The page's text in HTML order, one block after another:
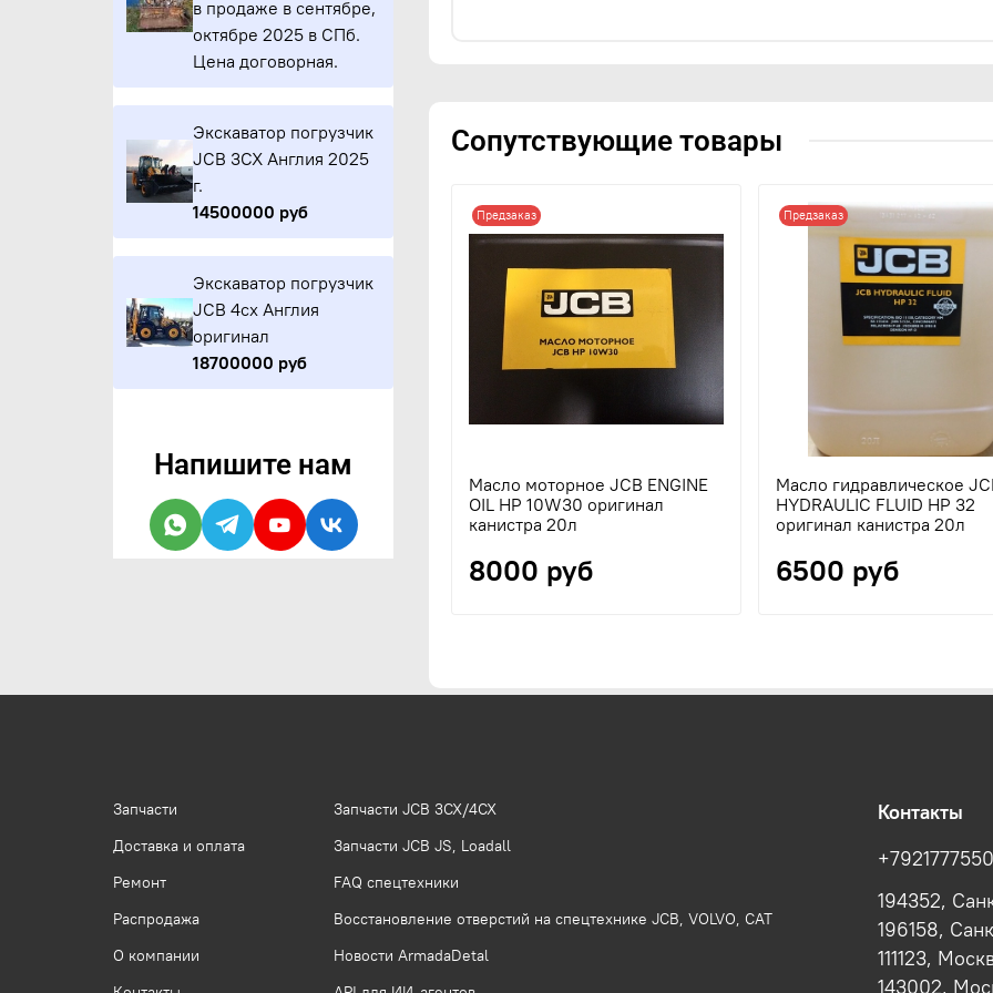
Сопутствующие товары
Предзаказ
Масло моторное JCB ENGINE
OIL HP 10W30 оригинал
канистра 20л
8000 руб
Предзаказ
Масло гидравлическое
HYDRAULIC FLUID HP 32
оригинал канистра 20л
6500 руб
в продаже в сентябре,
октябре 2025 в СПб.
Цена договорная.
Экскаватор погрузчик
JCB 3CX Англия 2025
г.
14500000 руб
Экскаватор погрузчик
JCB 4cx Англия
оригинал
18700000 руб
Напишите нам
Запчасти
Доставка и оплата
Ремонт
Распродажа
О компании
Запчасти JCB 3CX/4CX
Запчасти JCB JS, Loadall
FAQ спецтехники
Восстановление отверстий на спецтехнике JCB, VOLVO, CAT
Новости ArmadaDetal
Контакты
194352,
196158,
111123,
143002,